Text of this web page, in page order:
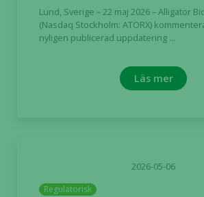
Lund, Sverige – 22 maj 2026 – Alligator
(Nasdaq Stockholm: ATORX)
nyligen publicerad uppdatering ...
Läs mer
2026-05-06
Regulatorisk